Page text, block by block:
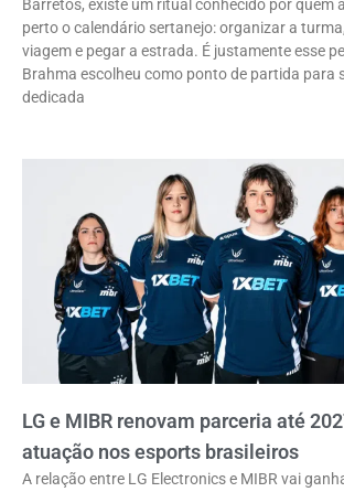
Barretos, existe um ritual conhecido por quem
perto o calendário sertanejo: organizar a
viagem e pegar a estrada. É justamente esse
Brahma escolheu como ponto de partida para
dedicada
LG e MIBR renovam parceria até
atuação nos esports brasileiros
A relação entre LG Electronics e MIBR vai